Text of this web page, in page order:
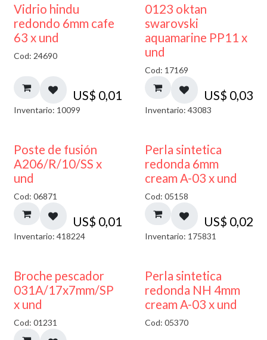
40% DESCUENTO
Vidrio hindu
redondo 6mm cafe
63 x und
Cod: 24690
US$ 0,01
Inventario: 10099
0123 oktan
swarovski
aquamarine PP11 x
und
Cod: 17169
US$ 0,03
Inventario: 43083
Poste de fusión
A206/R/10/SS x
und
Cod: 06871
US$ 0,01
Inventario: 418224
Perla sintetica
redonda 6mm
cream A-03 x und
Cod: 05158
US$ 0,02
Inventario: 175831
50% DESCUENTO
Broche pescador
031A/17x7mm/SP
x und
Cod: 01231
Perla sintetica
redonda NH 4mm
cream A-03 x und
Cod: 05370